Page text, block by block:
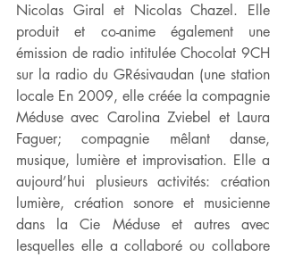
Nicolas Giral et Nicolas Chazel. Elle
produit et co-anime également une
émission de radio intitulée Chocolat 9CH
sur la radio du GRésivaudan (une station
locale En 2009, elle créée la compagnie
Méduse avec Carolina Zviebel et Laura
Faguer; compagnie mêlant danse,
musique, lumière et improvisation. Elle a
aujourd’hui plusieurs activités: création
lumière, création sonore et musicienne
dans la Cie Méduse et autres avec
lesquelles elle a collaboré ou collabore